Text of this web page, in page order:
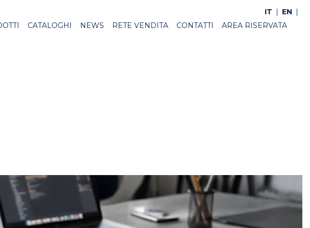
CATALOGHI NEWS RETE VENDITA CONTATTI AREA RISERVATA
IT EN